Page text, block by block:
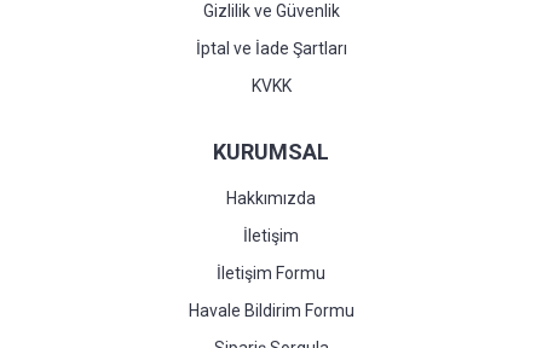
Gizlilik ve Güvenlik
İptal ve İade Şartları
KVKK
KURUMSAL
Hakkımızda
İletişim
İletişim Formu
Havale Bildirim Formu